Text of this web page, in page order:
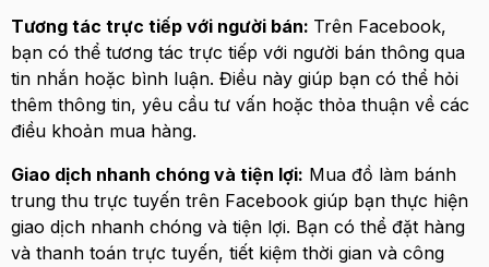
Tương tác trực tiếp với người bán: Trên Facebook,
bạn có thể tương tác trực tiếp với người bán thông qua
tin nhắn hoặc bình luận. Điều này giúp bạn có thể hỏi
thêm thông tin, yêu cầu tư vấn hoặc thỏa thuận về các
điều khoản mua hàng.
Giao dịch nhanh chóng và tiện lợi: Mua đồ làm bánh
trung thu trực tuyến trên Facebook giúp bạn thực hiện
giao dịch nhanh chóng và tiện lợi. Bạn có thể đặt hàng
và thanh toán trực tuyến, tiết kiệm thời gian và công